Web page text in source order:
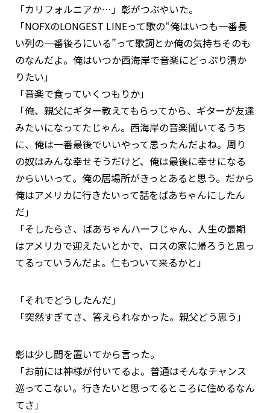
「カリフォルニアか…」彰がつぶやいた。
「NOFXのLONGEST LINEって歌の“俺はいつも一番長
い列の一番後ろにいる”って歌詞とか俺の気持ちそのも
のなんだよ。俺はいつか西海岸で音楽にどっぷり漬か
りたい」
「音楽で食っていくつもりか」
「俺、親父にギター教えてもらってから、ギターが友達
みたいになってたじゃん。西海岸の音楽聞いてるうち
に、俺は一番最後でいいやって思ったんだよね。周り
の奴はみんな幸せそうだけど、俺は最後に幸せになる
からいいって。俺の居場所がきっとあると思う。だから
俺はアメリカに行きたいって話をばあちゃんにしたん
だ」
「そしたらさ、ばあちゃんハーフじゃん、人生の最期
はアメリカで迎えたいとかで、ロスの家に帰ろうと思っ
てるっていうんだよ。仁もついて来るかと」
「それでどうしたんだ」
「突然すぎてさ、答えられなかった。親父どう思う」
彰は少し間を置いてから言った。
「お前には神様が付いてるよ。普通はそんなチャンス
巡ってこない。行きたいと思ってるところに住めるなん
てさ」